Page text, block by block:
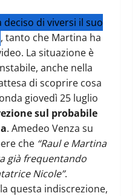
deciso di viversi il suo
, tanto che Martina ha
La situazione è
anche nella
di scoprire cosa
giovedì 25 luglio
sul probabile
. Amedeo Venza su
che “Raul e Martina
già frequentando
Nicole”.
questa indiscrezione,